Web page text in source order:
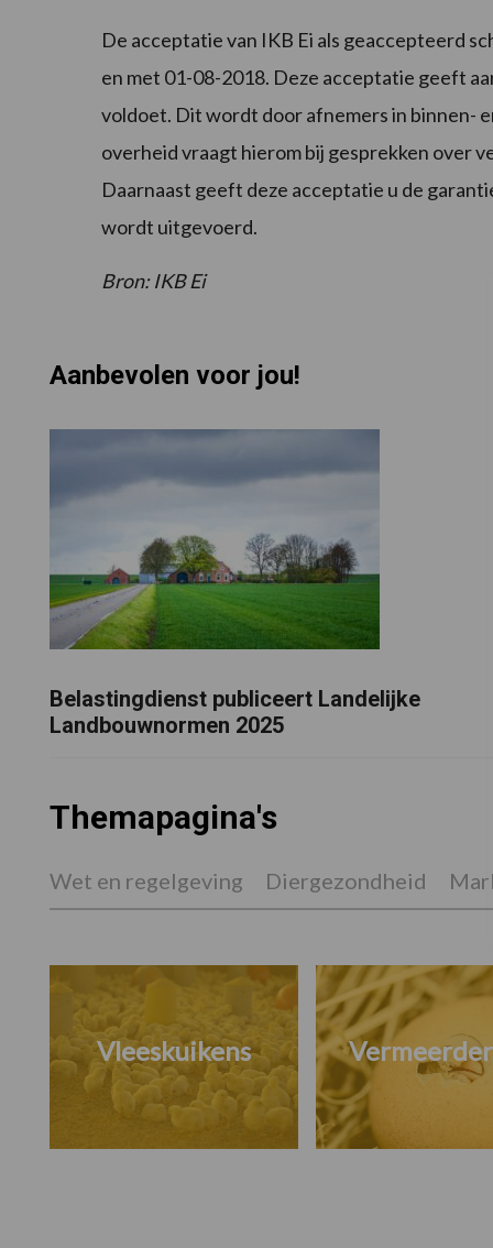
De acceptatie van IKB Ei als geaccepteerd
en met 01-08-2018. Deze acceptatie geeft
voldoet. Dit wordt door afnemers in binnen-
overheid vraagt hierom bij gesprekken over
Daarnaast geeft deze acceptatie u de
wordt uitgevoerd.
Bron: IKB Ei
Aanbevolen voor jou!
Belastingdienst publiceert Landelijke
Landbouwnormen 2025
Themapagina's
Wet en regelgeving Diergezondheid
Vleeskuikens